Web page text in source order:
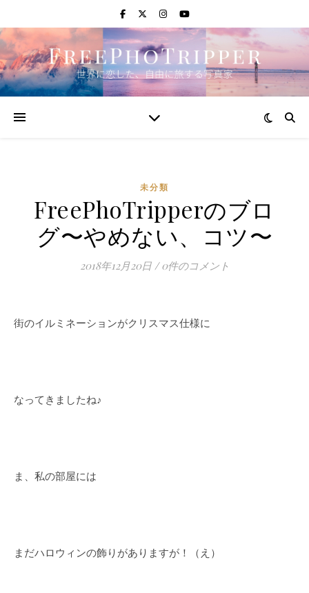
未分類
FreePhoTripperのブロ
グ〜やめない、コツ〜
2018年12月20日 / 0件のコメント
街のイルミネーションがクリスマス仕様に
なってきましたね♪
ま、私の部屋には
まだハロウィンの飾りがありますが！（え）